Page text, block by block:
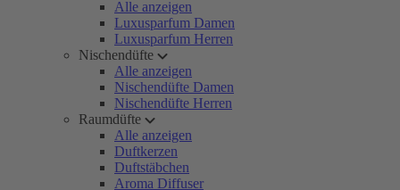
Alle anzeigen
Luxusparfum Damen
Luxusparfum Herren
Nischendüfte
Alle anzeigen
Nischendüfte Damen
Nischendüfte Herren
Raumdüfte
Alle anzeigen
Duftkerzen
Duftstäbchen
Aroma Diffuser